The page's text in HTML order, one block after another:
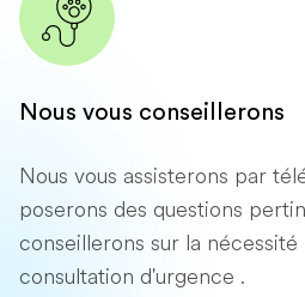
Nous vous conseillerons
Nous vous assisterons par
poserons des questions
conseillerons sur la
consultation d'urgence .